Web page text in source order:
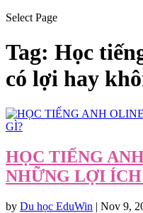
Select Page
Tag: Học
có lợi hay
HỌC TIẾNG
NHỮNG LỢI
by Du học EduWin | Nov 9,